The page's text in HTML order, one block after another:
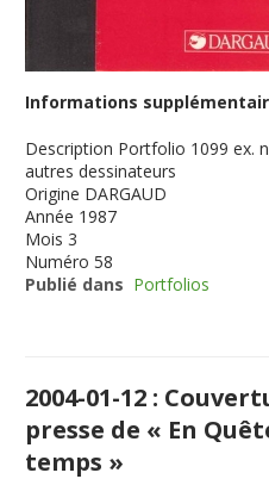
Informations
Description Portfolio 1099 ex.
autres dessinateurs
Origine DARGAUD
Année 1987
Mois 3
Numéro 58
Publié dans Portfolios
2004-01-12 :
presse de « En
temps »